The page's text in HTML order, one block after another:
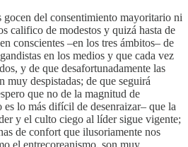
gocen del consentimiento mayoritario ni
califico de modestos y quizá hasta de
conscientes –en los tres ámbitos– de
en los medios y que cada vez
y de que desafortunadamente las
muy despistadas; de que seguirá
que no de la magnitud de
lo más difícil de desenraizar– que la
y el culto ciego al líder sigue vigente;
de confort que ilusoriamente nos
el entrecoreanismo, son muy